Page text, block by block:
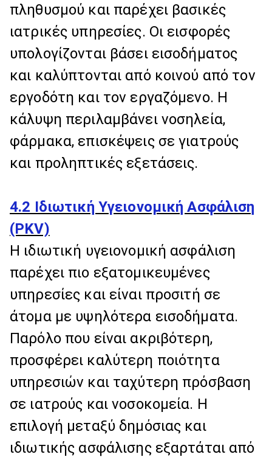
πληθυσμού και παρέχει βασικές
ιατρικές υπηρεσίες. Οι εισφορές
υπολογίζονται βάσει εισοδήματος
και καλύπτονται από κοινού από τον
εργοδότη και τον εργαζόμενο. Η
κάλυψη περιλαμβάνει νοσηλεία,
φάρμακα, επισκέψεις σε γιατρούς
και προληπτικές εξετάσεις.
4.2 Ιδιωτική Υγειονομική Ασφάλιση
(PKV)
Η ιδιωτική υγειονομική ασφάλιση
παρέχει πιο εξατομικευμένες
υπηρεσίες και είναι προσιτή σε
άτομα με υψηλότερα εισοδήματα.
Παρόλο που είναι ακριβότερη,
προσφέρει καλύτερη ποιότητα
υπηρεσιών και ταχύτερη πρόσβαση
σε ιατρούς και νοσοκομεία. Η
επιλογή μεταξύ δημόσιας και
ιδιωτικής ασφάλισης εξαρτάται από